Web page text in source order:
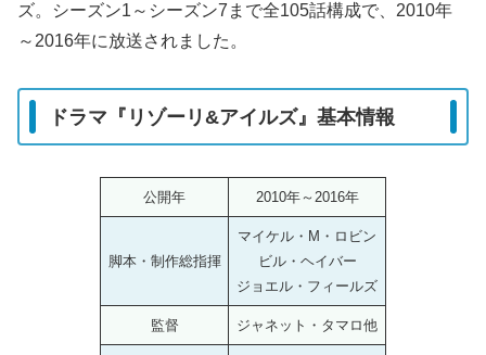
ズ。シーズン1～シーズン7まで全105話構成で、2010年
～2016年に放送されました。
ドラマ『リゾーリ&アイルズ』基本情報
公開年 2010年～2016年
脚本・制作総指揮
マイケル・M・ロビン
ビル・ヘイバー
ジョエル・フィールズ
監督 ジャネット・タマロ他